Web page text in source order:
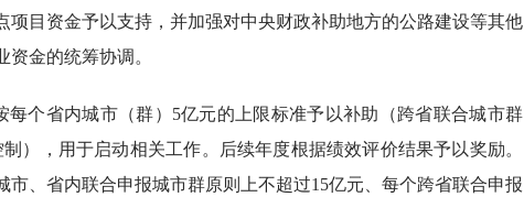
项目资金予以支持，并加强对中央财政补助地方的公路建设等其他
金的统筹协调。
每个省内城市（群）5亿元的上限标准予以补助（跨省联合城市群
），用于启动相关工作。后续年度根据绩效评价结果予以奖励。
市、省内联合申报城市群原则上不超过15亿元、每个跨省联合申报